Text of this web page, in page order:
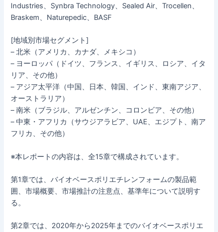
Industries、Synbra Technology、Sealed Air、Trocellen、
Braskem、Naturepedic、BASF
[地域別市場セグメント]
– 北米（アメリカ、カナダ、メキシコ）
– ヨーロッパ（ドイツ、フランス、イギリス、ロシア、イタ
リア、その他）
– アジア太平洋（中国、日本、韓国、インド、東南アジア、
オーストラリア）
– 南米（ブラジル、アルゼンチン、コロンビア、その他）
– 中東・アフリカ（サウジアラビア、UAE、エジプト、南ア
フリカ、その他）
※本レポートの内容は、全15章で構成されています。
第1章では、バイオベースポリエチレンフォームの製品範
囲、市場概要、市場推計の注意点、基準年について説明す
る。
第2章では、2020年から2025年までのバイオベースポリエ